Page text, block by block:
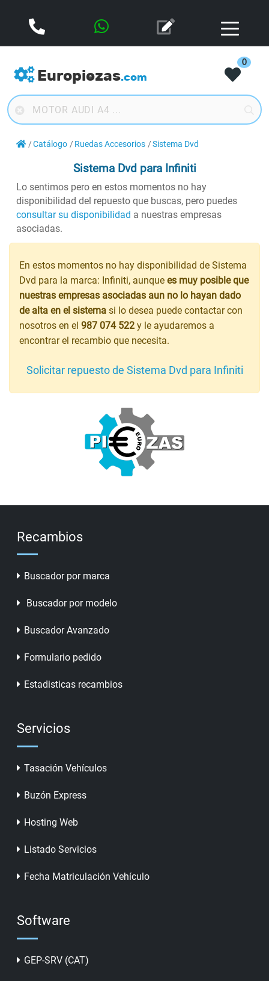
Europiezas.com
0
Catálogo Ruedas Accesorios Sistema Dvd
Sistema Dvd para Infiniti
Lo sentimos pero en estos momentos no hay
disponibilidad del repuesto que buscas, pero puedes
consultar su disponibilidad a nuestras empresas
asociadas.
En estos momentos no hay disponibilidad de Sistema
Dvd para la marca: Infiniti, aunque es muy posible que
nuestras empresas asociadas aun no lo hayan dado
de alta en el sistema si lo desea puede contactar con
nosotros en el 987 074 522 y le ayudaremos a
encontrar el recambio que necesita.
Solicitar repuesto de Sistema Dvd para Infiniti
Recambios
Buscador por marca
Buscador por modelo
Buscador Avanzado
Formulario pedido
Estadisticas recambios
Servicios
Tasación Vehículos
Buzón Express
Hosting Web
Listado Servicios
Fecha Matriculación Vehículo
Software
GEP-SRV (CAT)